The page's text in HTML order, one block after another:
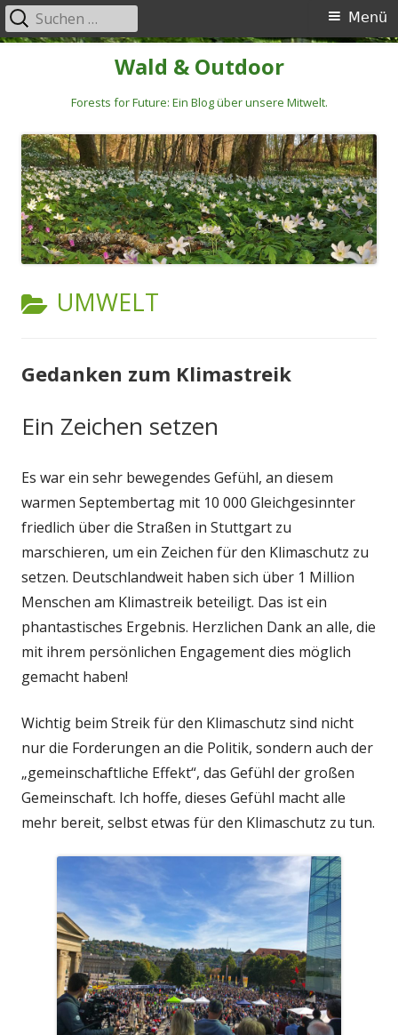
Wald & Outdoor
Forests for Future: Ein Blog über unsere Mitwelt.
Primäres
Menü
Suchen
nach:
KATEGORIE:
UMWELT
Gedanken zum Klimastreik
Ein Zeichen setzen
Es war ein sehr bewegendes Gefühl, an diesem
warmen Septembertag mit 10 000 Gleichgesinnter
friedlich über die Straßen in Stuttgart zu
marschieren, um ein Zeichen für den Klimaschutz zu
setzen. Deutschlandweit haben sich über 1 Million
Menschen am Klimastreik beteiligt. Das ist ein
phantastisches Ergebnis. Herzlichen Dank an alle, die
mit ihrem persönlichen Engagement dies möglich
gemacht haben!
Wichtig beim Streik für den Klimaschutz sind nicht
nur die Forderungen an die Politik, sondern auch der
„gemeinschaftliche Effekt“, das Gefühl der großen
Gemeinschaft. Ich hoffe, dieses Gefühl macht alle
mehr bereit, selbst etwas für den Klimaschutz zu tun.